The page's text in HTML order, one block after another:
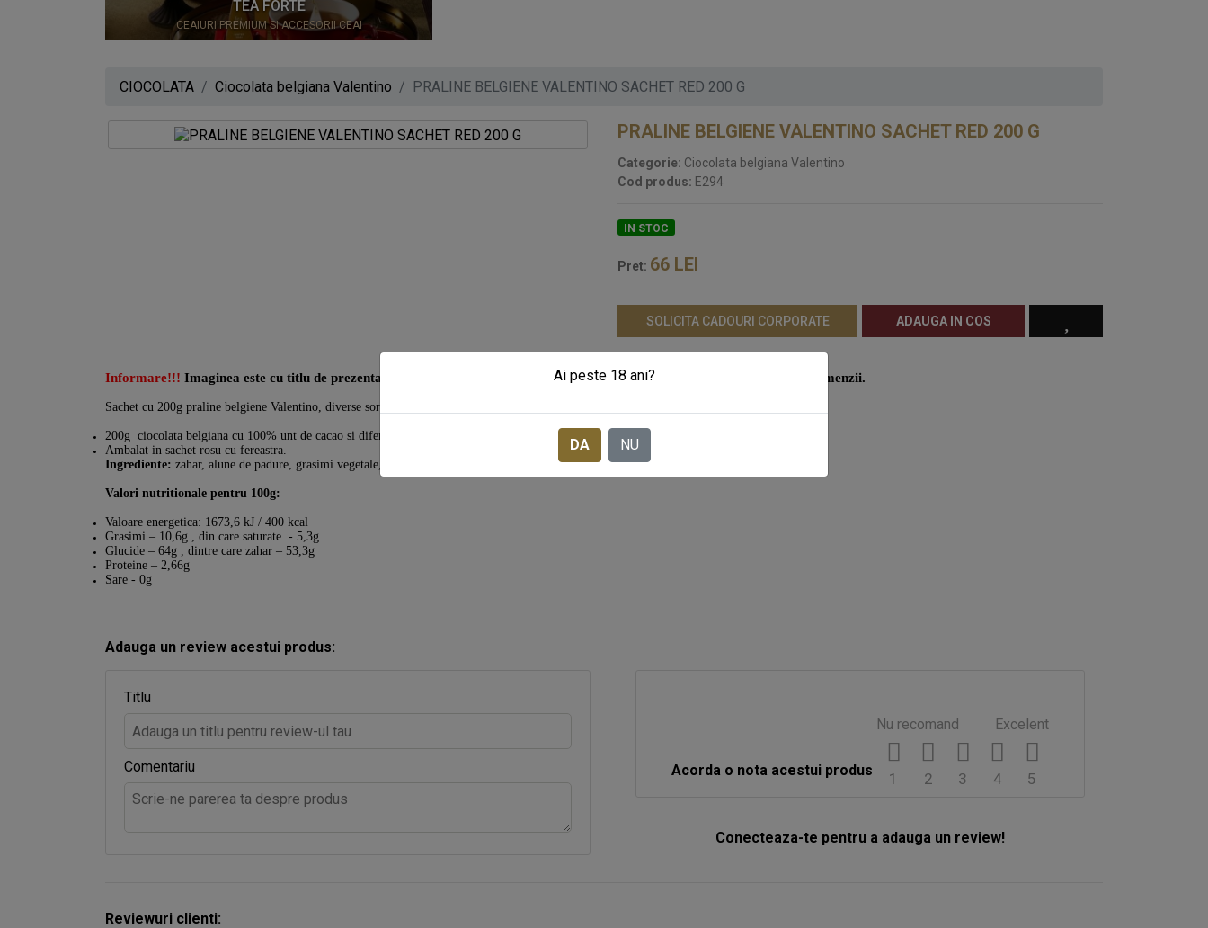
TEA FORTE
CEAIURI PREMIUM SI ACCESORII CEAI
CIOCOLATA Ciocolata belgiana Valentino PRALINE BELGIENE VALENTINO SACHET RED 200 G
PRALINE BELGIENE VALENTINO SACHET RED 200 G
Categorie: Ciocolata belgiana Valentino
Cod produs: E294
IN STOC
Pret: 66 LEI
SOLICITA CADOURI CORPORATE ADAUGA IN COS
Informare!!! Imaginea este cu titlu de prezentare! Pralinile pot varia in functie de stocul disponibil in momentul plasarii comenzii.
Sachet cu 200g praline belgiene Valentino, diverse sortimente.
200g ciocolata belgiana cu 100% unt de cacao si diferite umpluturi
Ambalat in sachet rosu cu fereastra.
Ingrediente: zahar, alune de padure, grasimi vegetale, masa de cacao, unt de cacao, lapte praf, lecitina de soia, vanilie.
Valori nutritionale pentru 100g:
Valoare energetica: 1673,6 kJ / 400 kcal
Grasimi – 10,6g , din care saturate - 5,3g
Glucide – 64g , dintre care zahar – 53,3g
Proteine – 2,66g
Sare - 0g
Adauga un review acestui produs:
Titlu
Comentariu Acorda o nota acestui produs
Nu recomand Excelent
5
4
3
2
1
Conecteaza-te pentru a adauga un review!
Reviewuri clienti:
Ai peste 18 ani?
DA NU